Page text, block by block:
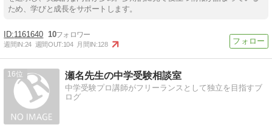
ため、学びと成長をサポートします。
1161640 10
週間IN:24 週間OUT:104 月間IN:128
16 瀬名先生の中学受験相談室
中学受験プロ講師がフリーランスとして独立を目指すブ
ログ